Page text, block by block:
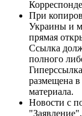
При
Украины и
прямая
Ссылка
полного
размещена в
материала.
Новости с